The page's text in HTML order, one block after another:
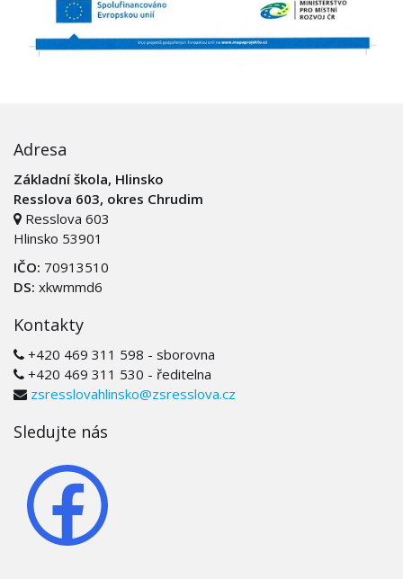
Adresa
Základní škola, Hlinsko
Resslova 603, okres Chrudim
Resslova 603
Hlinsko 53901
IČO: 70913510
DS: xkwmmd6
Kontakty
+420 469 311 598 - sborovna
+420 469 311 530 - ředitelna
zsresslovahlinsko@zsresslova.cz
Sledujte nás